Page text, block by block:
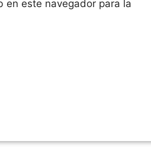
en este navegador para la